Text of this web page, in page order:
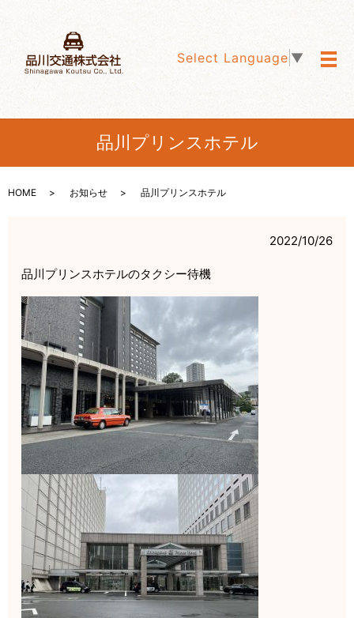
Select Language ▼
メ
品川プリンスホテル
HOME お知らせ 品川プリンスホテル
2022/10/26
品川プリンスホテルのタクシー待機